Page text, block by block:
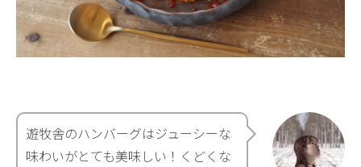
遊牧舎のハンバーグはジューシーな
味わいがとても美味しい！くどくな